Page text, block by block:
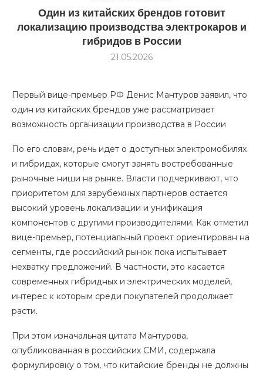
Один из китайских брендов готовит
локализацию производства электрокаров и
гибридов в России
21.05.2026
Первый вице-премьер РФ Денис Мантуров заявил, что
один из китайских брендов уже рассматривает
возможность организации производства в России
По его словам, речь идет о доступных электромобилях
и гибридах, которые смогут занять востребованные
рыночные ниши на рынке. Власти подчеркивают, что
приоритетом для зарубежных партнеров остается
высокий уровень локализации и унификация
компонентов с другими производителями. Как отметил
вице-премьер, потенциальный проект ориентирован на
сегменты, где российский рынок пока испытывает
нехватку предложений. В частности, это касается
современных гибридных и электрических моделей,
интерес к которым среди покупателей продолжает
расти.
При этом изначальная цитата Мантурова,
опубликованная в российских СМИ, содержала
формулировку о том, что китайские бренды не должны